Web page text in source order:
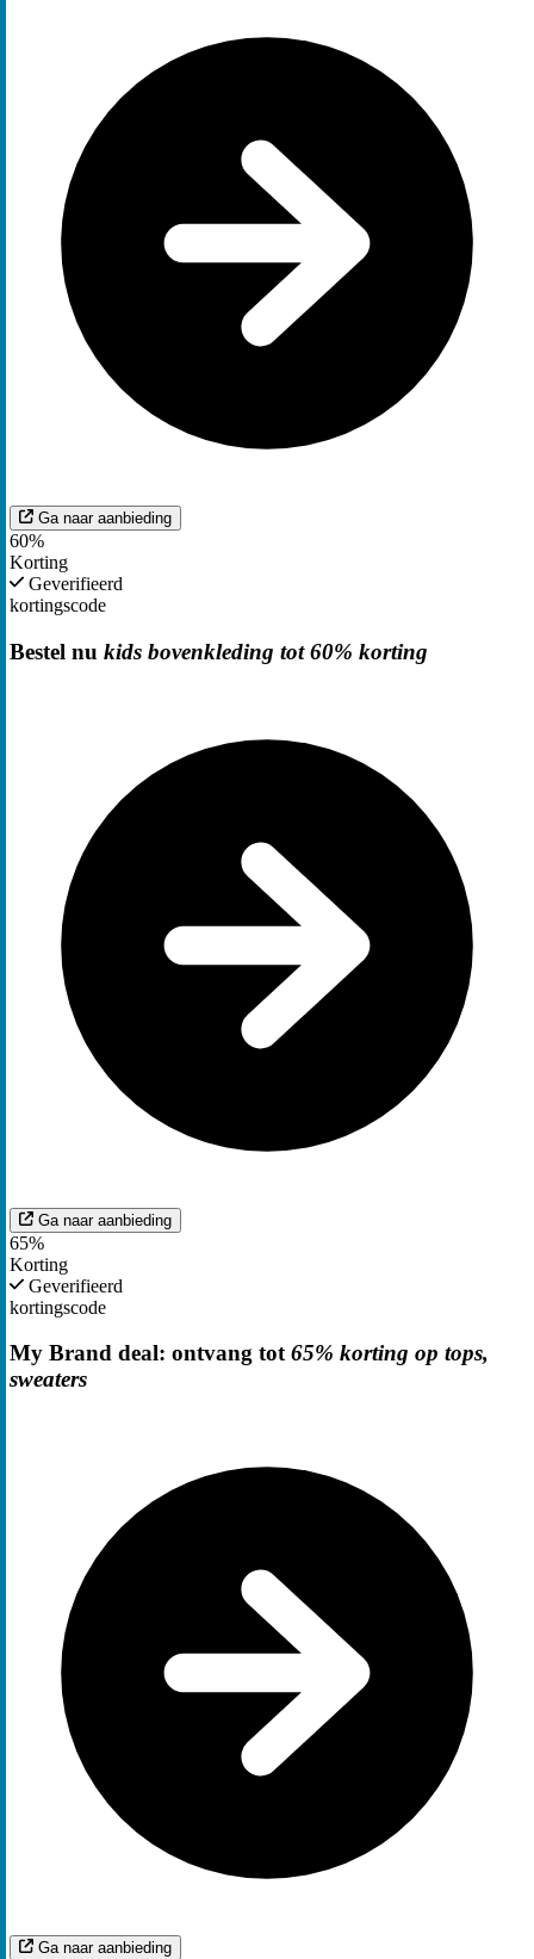
Ga naar aanbieding
60%
Korting
Geverifieerd
kortingscode
Bestel nu kids bovenkleding tot 60% korting
Ga naar aanbieding
65%
Korting
Geverifieerd
kortingscode
My Brand deal: ontvang tot65% korting op tops,
sweaters
Ga naar aanbieding